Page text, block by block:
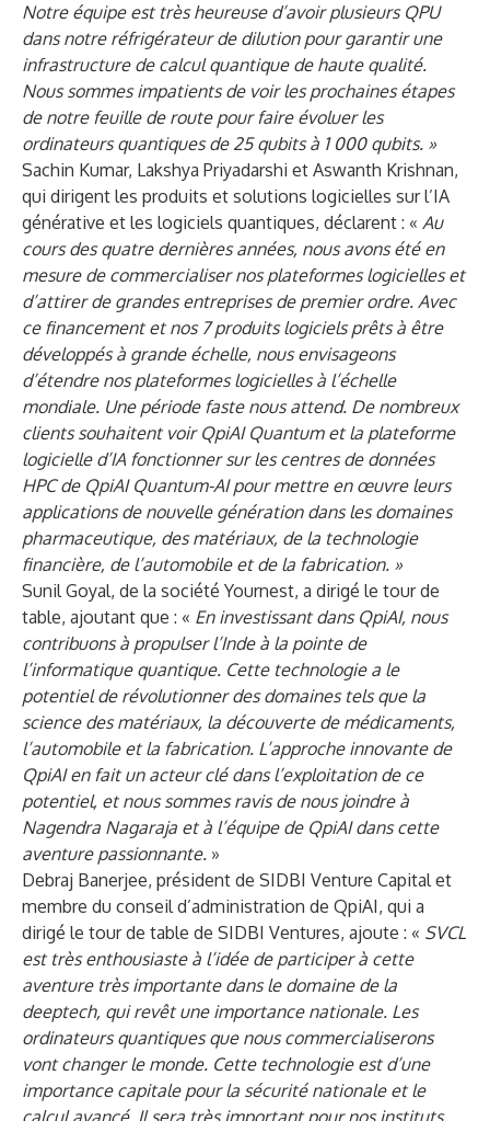
Notre équipe est très heureuse d’avoir plusieurs QPU
dans notre réfrigérateur de dilution pour garantir une
infrastructure de calcul quantique de haute qualité.
Nous sommes impatients de voir les prochaines étapes
de notre feuille de route pour faire évoluer les
ordinateurs quantiques de 25 qubits à 1 000 qubits. »
Sachin Kumar, Lakshya Priyadarshi et Aswanth Krishnan,
qui dirigent les produits et solutions logicielles sur l’IA
générative et les logiciels quantiques, déclarent : « Au
cours des quatre dernières années, nous avons été en
mesure de commercialiser nos plateformes logicielles et
d’attirer de grandes entreprises de premier ordre. Avec
ce financement et nos 7 produits logiciels prêts à être
développés à grande échelle, nous envisageons
d’étendre nos plateformes logicielles à l’échelle
mondiale. Une période faste nous attend. De nombreux
clients souhaitent voir QpiAI Quantum et la plateforme
logicielle d’IA fonctionner sur les centres de données
HPC de QpiAI Quantum-AI pour mettre en œuvre leurs
applications de nouvelle génération dans les domaines
pharmaceutique, des matériaux, de la technologie
financière, de l’automobile et de la fabrication. »
Sunil Goyal, de la société Yournest, a dirigé le tour de
table, ajoutant que : « En investissant dans QpiAI, nous
contribuons à propulser l’Inde à la pointe de
l’informatique quantique. Cette technologie a le
potentiel de révolutionner des domaines tels que la
science des matériaux, la découverte de médicaments,
l’automobile et la fabrication. L’approche innovante de
QpiAI en fait un acteur clé dans l’exploitation de ce
potentiel, et nous sommes ravis de nous joindre à
Nagendra Nagaraja et à l’équipe de QpiAI dans cette
aventure passionnante. »
Debraj Banerjee, président de SIDBI Venture Capital et
membre du conseil d’administration de QpiAI, qui a
dirigé le tour de table de SIDBI Ventures, ajoute : « SVCL
est très enthousiaste à l’idée de participer à cette
aventure très importante dans le domaine de la
deeptech, qui revêt une importance nationale. Les
ordinateurs quantiques que nous commercialiserons
vont changer le monde. Cette technologie est d’une
importance capitale pour la sécurité nationale et le
calcul avancé. Il sera très important pour nos instituts